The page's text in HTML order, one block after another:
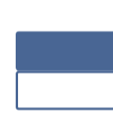
L’UN DES
MAFIA